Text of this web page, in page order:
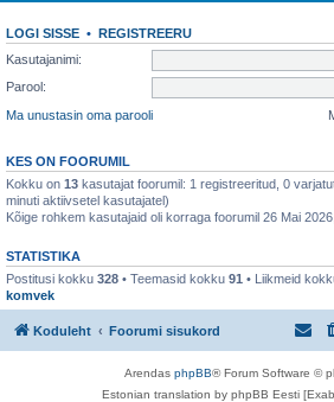
LOGI SISSE • REGISTREERU
Kasutajanimi:
Parool:
Ma unustasin oma parooli
KES ON FOORUMIL
Kokku on 13 kasutajat foorumil: 1 registreeritud, 0
minuti aktiivsetel kasutajatel)
Kõige rohkem kasutajaid oli korraga foorumil 26 Mai
STATISTIKA
Postitusi kokku 328 • Teemasid kokku 91 • Liikmeid
komvek
Koduleht Foorumi sisukord
Arendas phpBB® Forum Software ©
Estonian translation by phpBB Eesti